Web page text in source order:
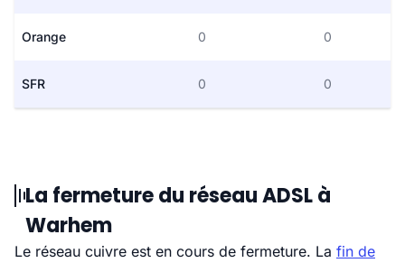
Orange 0 0
SFR 0 0
La fermeture du réseau ADSL à
Warhem
Le réseau cuivre est en cours de fermeture. La fin de